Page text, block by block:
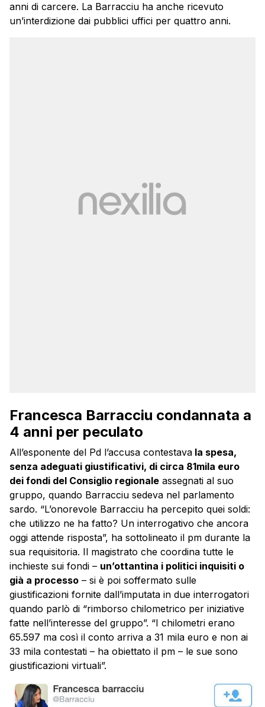
anni di carcere. La Barracciu ha anche ricevuto
un’interdizione dai pubblici uffici per quattro anni.
Francesca Barracciu condannata a
4 anni per peculato
All’esponente del Pd l’accusa contestava la spesa,
senza adeguati giustificativi, di circa 81mila euro
dei fondi del Consiglio regionale assegnati al suo
gruppo, quando Barracciu sedeva nel parlamento
sardo. “L’onorevole Barracciu ha percepito quei soldi:
che utilizzo ne ha fatto? Un interrogativo che ancora
oggi attende risposta”, ha sottolineato il pm durante la
sua requisitoria. Il magistrato che coordina tutte le
inchieste sui fondi – un’ottantina i politici inquisiti o
già a processo – si è poi soffermato sulle
giustificazioni fornite dall’imputata in due interrogatori
quando parlò di “rimborso chilometrico per iniziative
fatte nell’interesse del gruppo”. “I chilometri erano
65.597 ma così il conto arriva a 31 mila euro e non ai
33 mila contestati – ha obiettato il pm – le sue sono
giustificazioni virtuali”.